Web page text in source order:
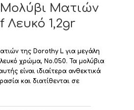
Ματιών
Λευκό 1,2gr
της Dorothy L για μεγάλη
χρώμα, Νο.050. Τα μολύβια
είναι ιδιαίτερα ανθεκτικά
και διατίθενται σε